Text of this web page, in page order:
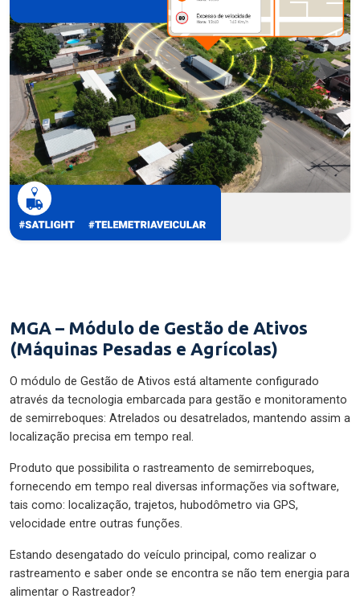
MGA – Módulo de Gestão de Ativos
(Máquinas Pesadas e Agrícolas)
O módulo de Gestão de Ativos está altamente configurado
através da tecnologia embarcada para gestão e monitoramento
de semirreboques: Atrelados ou desatrelados, mantendo assim a
localização precisa em tempo real.
Produto que possibilita o rastreamento de semirreboques,
fornecendo em tempo real diversas informações via software,
tais como: localização, trajetos, hubodômetro via GPS,
velocidade entre outras funções.
Estando desengatado do veículo principal, como realizar o
rastreamento e saber onde se encontra se não tem energia para
alimentar o Rastreador?